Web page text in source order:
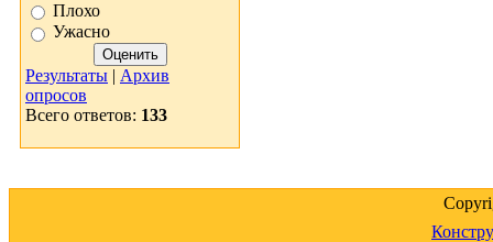
Плохо
Ужасно
Результаты | Архив
опросов
Всего ответов: 133